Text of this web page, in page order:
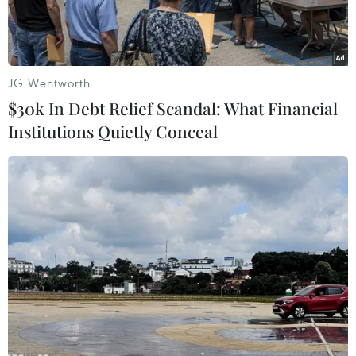
Nông dân thu hoạch ngô tại Hastings, bang Minnesota, Mỹ.
(Ảnh: AFP/TTXVN)
Triển vọng về một thỏa thuận thương mại giữa
Mỹ và Trung Quốc có phần mờ nhạt đi vào ngày
20/9 sau khi các quan chức Trung Quốc bất ngờ
JG Wentworth
$30k In Debt Relief Scandal: What Financial
Institutions Quietly Conceal